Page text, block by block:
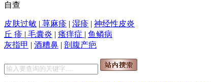
自查
皮肤过敏 | 荨麻疹 | 湿疹 | 神经性皮炎
丘 疹 | 毛囊炎 | 瘙痒症 | 鱼鳞病
灰指甲 | 酒糟鼻 | 剖腹产疤